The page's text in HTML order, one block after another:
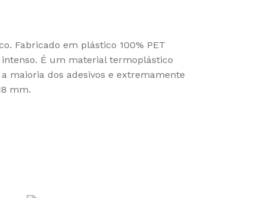
Fabricado em plástico 100% PET
É um material termoplástico
maioria dos adesivos e extremamente
mm.